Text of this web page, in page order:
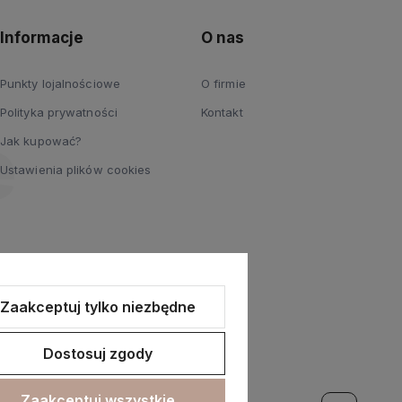
Informacje
Punkty lojalnościowe
Polityka prywatności
Jak kupować?
Ustawienia plików cookies
O nas
O firmie
Kontakt
Zaakceptuj tylko niezbędne
Dostosuj zgody